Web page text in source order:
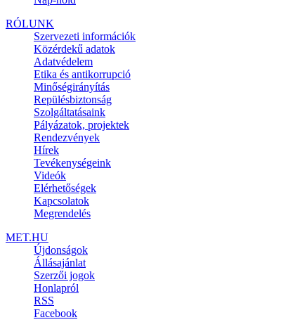
RÓLUNK
Szervezeti információk
Közérdekű adatok
Adatvédelem
Etika és antikorrupció
Minőségirányítás
Repülésbiztonság
Szolgáltatásaink
Pályázatok, projektek
Rendezvények
Hírek
Tevékenységeink
Videók
Elérhetőségek
Kapcsolatok
Megrendelés
MET.HU
Újdonságok
Állásajánlat
Szerzői jogok
Honlapról
RSS
Facebook